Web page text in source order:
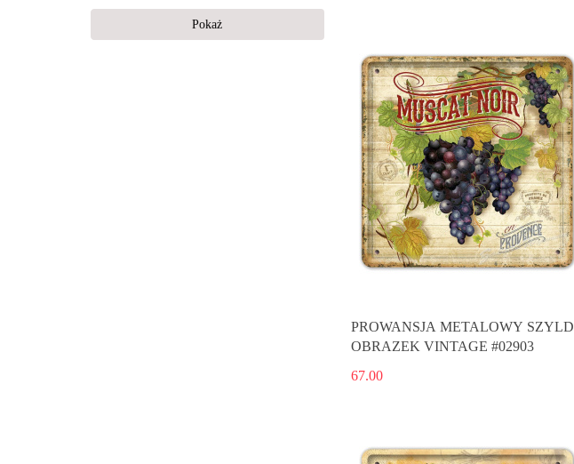
Pokaż
PROWANSJA METALOWY SZYLD
OBRAZEK VINTAGE #02903
67.00